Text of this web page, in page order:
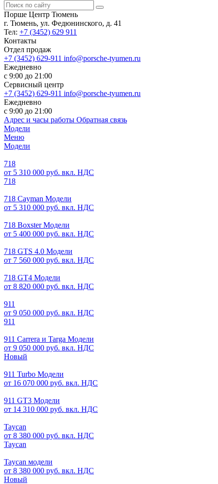
Порше Центр Тюмень
г. Тюмень, ул. Федюнинского, д. 41
Тел: +7 (3452) 629 911
Контакты
Отдел продаж
+7 (3452) 629-911 info@porsche-tyumen.ru
Ежедневно
с 9:00 до 21:00
Сервисный центр
+7 (3452) 629-911 info@porsche-tyumen.ru
Ежедневно
с 9:00 до 21:00
Адрес и часы работы Обратная связь
Модели
Меню
Модели
718
от 5 310 000 руб. вкл. НДС
718
718 Cayman Модели
от 5 310 000 руб. вкл. НДС
718 Boxster Модели
от 5 400 000 руб. вкл. НДС
718 GTS 4.0 Модели
от 7 560 000 руб. вкл. НДС
718 GT4 Модели
от 8 820 000 руб. вкл. НДС
911
от 9 050 000 руб. вкл. НДС
911
911 Carrera и Targa Модели
от 9 050 000 руб. вкл. НДС
Новый
911 Turbo Модели
от 16 070 000 руб. вкл. НДС
911 GT3 Модели
от 14 310 000 руб. вкл. НДС
Taycan
от 8 380 000 руб. вкл. НДС
Taycan
Taycan модели
от 8 380 000 руб. вкл. НДС
Новый